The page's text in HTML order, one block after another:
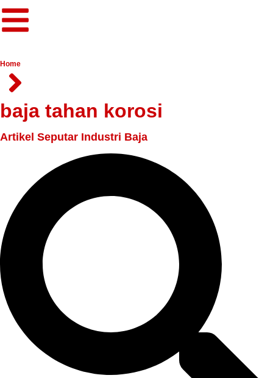
Home
baja tahan korosi
Artikel Seputar Industri Baja